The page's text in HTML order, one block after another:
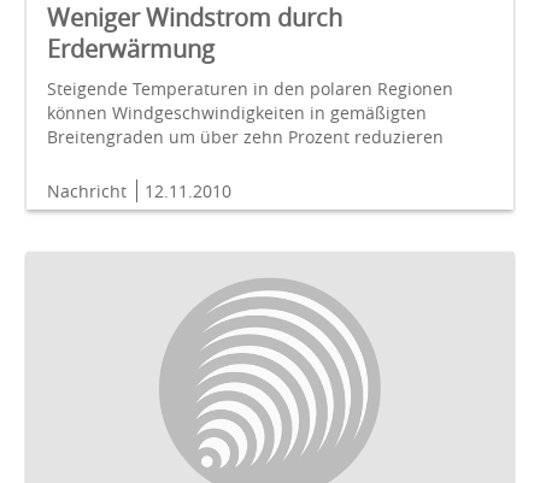
Weniger Windstrom durch
Erderwärmung
Steigende Temperaturen in den polaren Regionen
können Windgeschwindigkeiten in gemäßigten
Breitengraden um über zehn Prozent reduzieren
Nachricht 12.11.2010